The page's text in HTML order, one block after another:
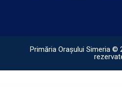
Primăria Orașului Simeria ©